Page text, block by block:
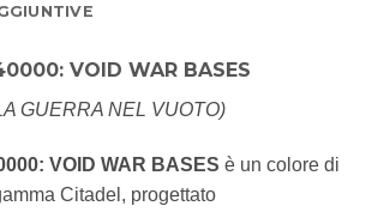
VOID WAR BASES
GUERRA NEL VUOTO)
VOID WAR BASES è un colore di
Citadel, progettato